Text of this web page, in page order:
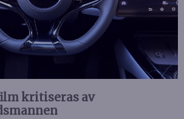
kritiseras av